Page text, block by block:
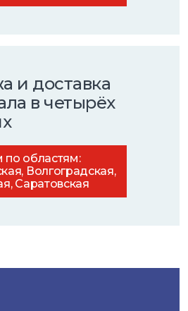
и доставка
в четырёх
областям:
Волгоградская,
Саратовская